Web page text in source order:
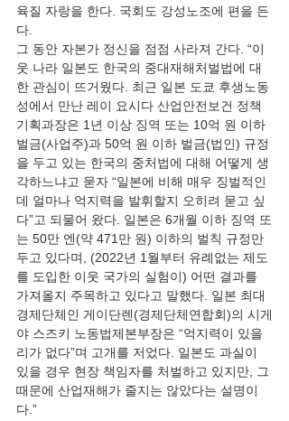
육질 자랑을 한다. 국회도 강성노조에 편을 든
다.
그 동안 자본가 정신을 점점 사라져 간다. “이
웃 나라 일본도 한국의 중대재해처벌법에 대
한 관심이 뜨거웠다. 최근 일본 도쿄 후생노동
성에서 만난 레이 요시다 산업안전보건 정책
기획과장은 1년 이상 징역 또는 10억 원 이하
벌금(사업주)과 50억 원 이하 벌금(법인) 규정
을 두고 있는 한국의 중처법에 대해 어떻게 생
각하느냐고 묻자 “일본에 비해 매우 징벌적인
데 얼마나 억지력을 발휘할지 오히려 묻고 싶
다”고 되물어 왔다. 일본은 6개월 이하 징역 또
는 50만 엔(약 471만 원) 이하의 벌칙 규정만
두고 있다며, (2022년 1월부터 유례없는 제도
를 도입한 이웃 국가의 실험이) 어떤 결과를
가져올지 주목하고 있다고 말했다. 일본 최대
경제단체인 게이단렌(경제단체연합회)의 시게
야 스즈키 노동법제본부장은 “억지력이 있을
리가 없다”며 고개를 저었다. 일본도 과실이
있을 경우 현장 책임자를 처벌하고 있지만, 그
때문에 산업재해가 줄지는 않았다는 설명이
다.”